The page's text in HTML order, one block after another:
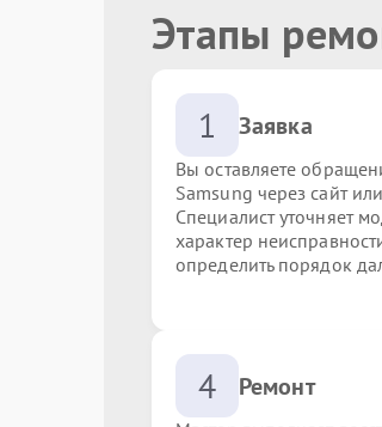
Этапы
1 Заявка
Вы оставляете
Samsung через сайт
Специалист уточняет
характер
определить порядок
4 Ремонт